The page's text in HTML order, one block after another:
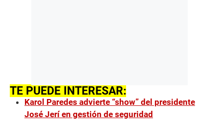
TE PUEDE INTERESAR:
Karol Paredes advierte “show” del presidente
José Jerí en gestión de seguridad